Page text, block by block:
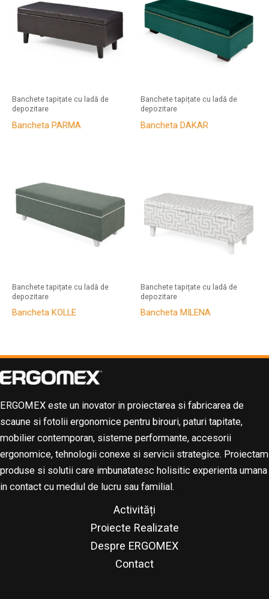
Banchete tapițate cu ladă de
depozitare
Bancheta PARMA
Banchete tapițate cu ladă de
depozitare
Bancheta DAKAR
Banchete tapițate cu ladă de
depozitare
Bancheta KOLLE
Banchete tapițate cu ladă de
depozitare
Bancheta MILENA
ERGOMEX este un inovator in proiectarea si fabricarea de
scaune si fotolii ergonomice pentru birouri, paturi tapitate,
mobilier contemporan, sisteme performante, accesorii
ergonomice, tehnologii conexe si servicii strategice. Proiectam
produse si solutii care imbunatatesc holisitic experienta umana
in contact cu mediul de lucru sau familial.
Activități
Proiecte Realizate
Despre ERGOMEX
Contact